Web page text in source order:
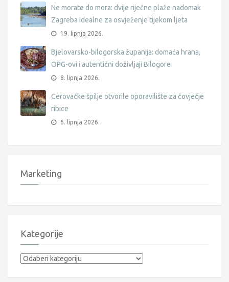
Ne morate do mora: dvije riječne plaže nadomak
Zagreba idealne za osvježenje tijekom ljeta
19. lipnja 2026.
Bjelovarsko-bilogorska županija: domaća hrana,
OPG-ovi i autentični doživljaji Bilogore
8. lipnja 2026.
Cerovačke špilje otvorile oporavilište za čovječje
ribice
6. lipnja 2026.
Marketing
Kategorije
Kategorije